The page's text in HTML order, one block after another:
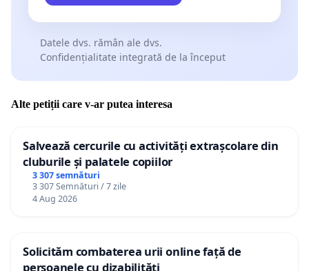
Datele dvs. rămân ale dvs.
Confidențialitate integrată de la început
Alte petiții care v-ar putea interesa
Salvează cercurile cu activități extrașcolare din
cluburile și palatele copiilor
3 307 semnături
3 307 Semnături / 7 zile
4 Aug 2026
Solicităm combaterea urii online față de
persoanele cu dizabilități